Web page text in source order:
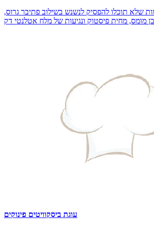
שלא תוכלו להפסיק לנשנש בשילוב פתיבר גרוס,
מומס, מחית פיסטוק ונגיעות של מלח אטלנטי דק
עוגת ביסקוויטים פינוקים